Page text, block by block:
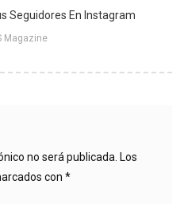
Seguidores En Instagram
Magazine
no será publicada. Los
con *